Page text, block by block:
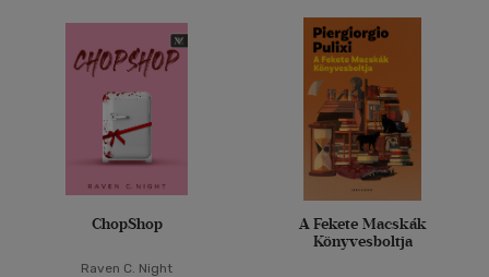
ChopShop
Raven C. Night
A Fekete Macskák
Könyvesboltja